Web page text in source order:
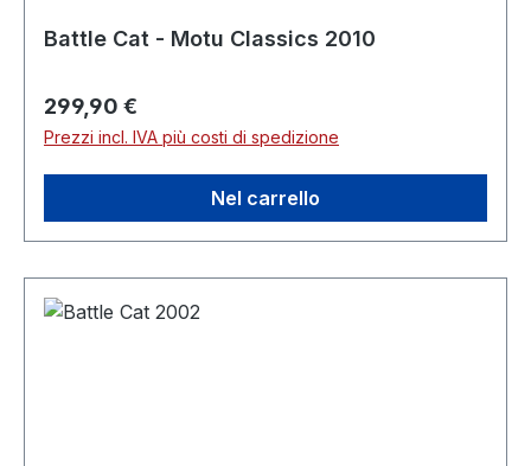
Battle Cat - Motu Classics 2010
Prezzo normale:
299,90 €
Prezzi incl. IVA più costi di spedizione
Nel carrello